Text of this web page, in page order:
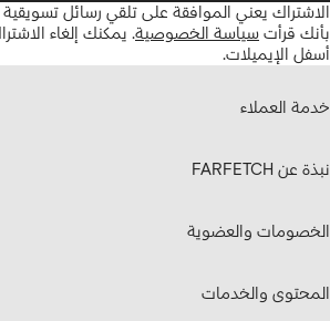
الاشتراك يعني الموافقة على تلقي رسائل تسويقية
بأنك قرأت سياسة الخصوصية. يمكنك إلغاء
أسفل الإيميلات.
خدمة العملاء
نبذة عن FARFETCH
الخصومات والعضوية
المحتوى والخدمات